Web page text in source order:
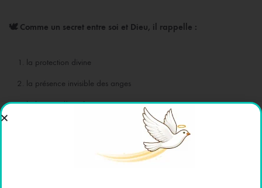
🕊️ Comme un secret entre soi et Dieu, il rappelle :
la protection divine
la présence invisible des anges
la beauté d’une foi intérieure
L’œuf, symbole universel de vie, devient ici un écrin :